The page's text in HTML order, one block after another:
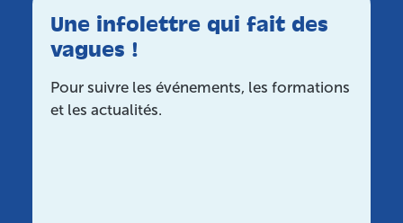
Une infolettre qui fait des
vagues !
Pour suivre les événements, les formations
et les actualités.